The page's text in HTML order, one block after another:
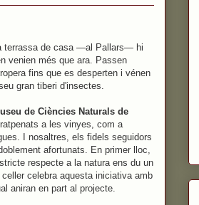
terrassa de casa —al Pallars— hi
venien més que ara. Passen
fins que es desperten i vénen
gran tiberi d'insectes.
de Ciències Naturals de
a les vinyes, com a
I nosaltres, els fidels seguidors
afortunats. En primer lloc,
respecte a la natura ens du un
celebra aquesta iniciativa amb
aniran en part al projecte.